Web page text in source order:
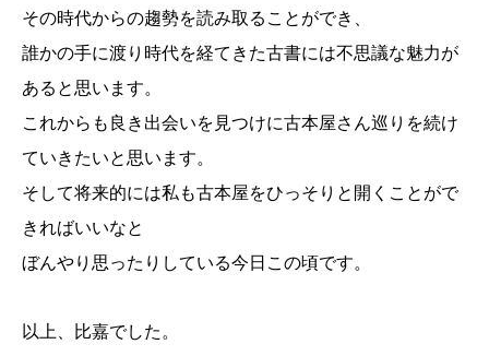
その時代からの趨勢を読み取ることができ、
誰かの手に渡り時代を経てきた古書には不思議な魅力が
あると思います。
これからも良き出会いを見つけに古本屋さん巡りを続け
ていきたいと思います。
そして将来的には私も古本屋をひっそりと開くことがで
きればいいなと
ぼんやり思ったりしている今日この頃です。
以上、比嘉でした。